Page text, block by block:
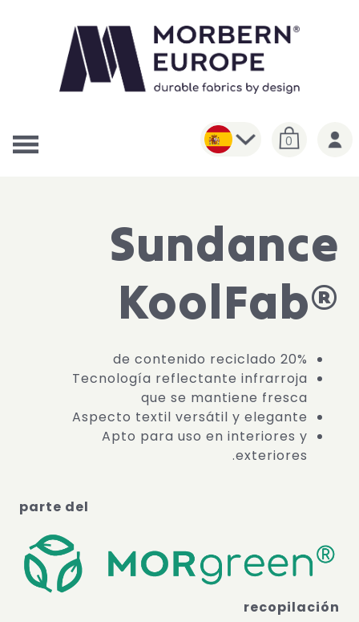
0
Sundance
KoolFab®
20% de contenido reciclado
Tecnología reflectante infrarroja
que se mantiene fresca
Aspecto textil versátil y elegante
Apto para uso en interiores y
exteriores.
parte del
recopilación